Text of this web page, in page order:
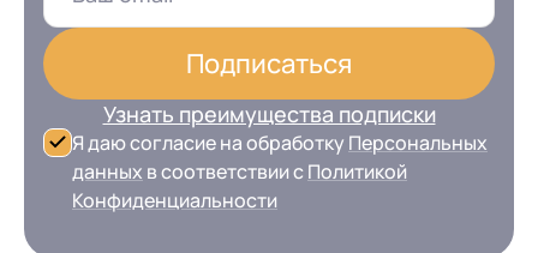
Подписаться
Узнать преимущества подписки
Я даю согласие на обработку Персональных
данных в соответствии сПолитикой
Конфиденциальности